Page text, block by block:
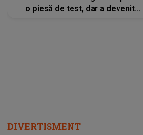
o piesă de test, dar a devenit
DIVERTISMENT